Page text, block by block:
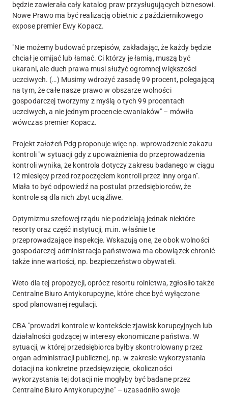
będzie zawierała cały katalog praw przysługujących biznesowi.
Nowe Prawo ma być realizacją obietnic z październikowego
expose premier Ewy Kopacz.
"Nie możemy budować przepisów, zakładając, że każdy będzie
chciał je omijać lub łamać. Ci którzy je łamią, muszą być
ukarani, ale duch prawa musi służyć ogromnej większości
uczciwych. (…) Musimy wdrożyć zasadę 99 procent, polegającą
na tym, że całe nasze prawo w obszarze wolności
gospodarczej tworzymy z myślą o tych 99 procentach
uczciwych, a nie jednym procencie cwaniaków" – mówiła
wówczas premier Kopacz.
Projekt założeń Pdg proponuje więc np. wprowadzenie zakazu
kontroli "w sytuacji gdy z upoważnienia do przeprowadzenia
kontroli wynika, że kontrola dotyczy zakresu badanego w ciągu
12 miesięcy przed rozpoczęciem kontroli przez inny organ".
Miała to być odpowiedź na postulat przedsiębiorców, że
kontrole są dla nich zbyt uciążliwe.
Optymizmu szefowej rządu nie podzielają jednak niektóre
resorty oraz część instytucji, m.in. właśnie te
przeprowadzające inspekcje. Wskazują one, że obok wolności
gospodarczej administracja państwowa ma obowiązek chronić
także inne wartości, np. bezpieczeństwo obywateli.
Weto dla tej propozycji, oprócz resortu rolnictwa, zgłosiło także
Centralne Biuro Antykorupcyjne, które chce być wyłączone
spod planowanej regulacji.
CBA "prowadzi kontrole w kontekście zjawisk korupcyjnych lub
działalności godzącej w interesy ekonomiczne państwa. W
sytuacji, w której przedsiębiorca byłby skontrolowany przez
organ administracji publicznej, np. w zakresie wykorzystania
dotacji na konkretne przedsięwzięcie, okoliczności
wykorzystania tej dotacji nie mogłyby być badane przez
Centralne Biuro Antykorupcyjne" – uzasadniło swoje